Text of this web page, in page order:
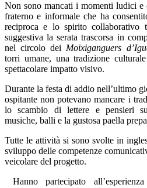
Non sono mancati i momenti ludici
fraterno e informale che ha
reciproca e lo spirito collaborativo
suggestiva la serata trascorsa in
nel circolo dei Moixiganguers
torri umane, una tradizione
spettacolare impatto visivo.
Durante la festa di addio nell’ultimo
ospitante non potevano mancare i
lo scambio di lettere e pensieri
musiche, balli e la gustosa paella
Tutte le attività si sono svolte in
sviluppo delle competenze
veicolare del progetto.
Hanno partecipato